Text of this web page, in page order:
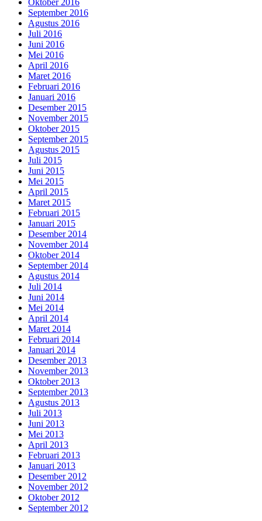
Oktober 2016
September 2016
Agustus 2016
Juli 2016
Juni 2016
Mei 2016
April 2016
Maret 2016
Februari 2016
Januari 2016
Desember 2015
November 2015
Oktober 2015
September 2015
Agustus 2015
Juli 2015
Juni 2015
Mei 2015
April 2015
Maret 2015
Februari 2015
Januari 2015
Desember 2014
November 2014
Oktober 2014
September 2014
Agustus 2014
Juli 2014
Juni 2014
Mei 2014
April 2014
Maret 2014
Februari 2014
Januari 2014
Desember 2013
November 2013
Oktober 2013
September 2013
Agustus 2013
Juli 2013
Juni 2013
Mei 2013
April 2013
Februari 2013
Januari 2013
Desember 2012
November 2012
Oktober 2012
September 2012